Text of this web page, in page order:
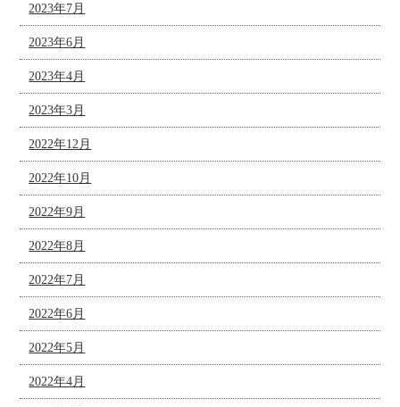
2023年7月
2023年6月
2023年4月
2023年3月
2022年12月
2022年10月
2022年9月
2022年8月
2022年7月
2022年6月
2022年5月
2022年4月